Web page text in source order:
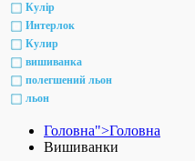
Кулір
Интерлок
Кулир
вишиванка
полегшений льон
льон
Головна">Головна
Вишиванки